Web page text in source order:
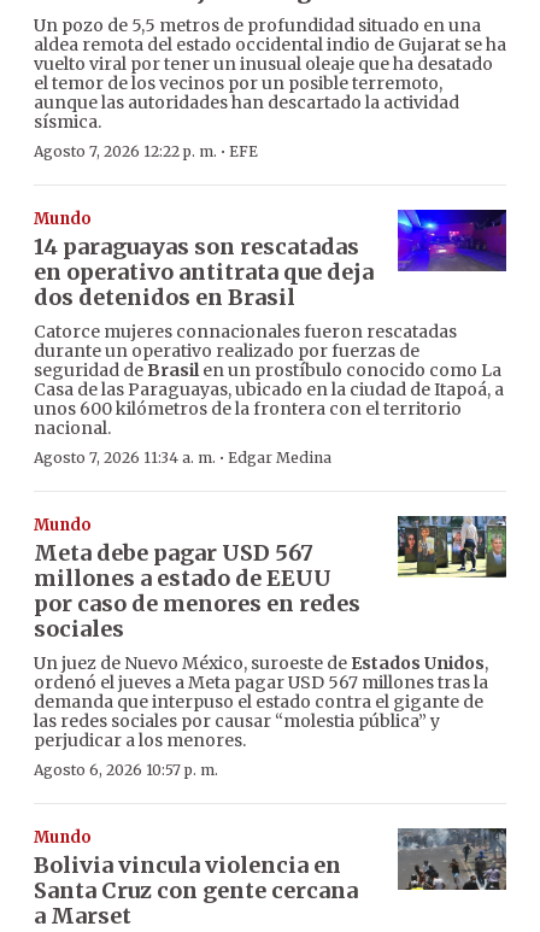
Un pozo de 5,5 metros de profundidad situado en una
aldea remota del estado occidental indio de Gujarat se ha
vuelto viral por tener un inusual oleaje que ha desatado
el temor de los vecinos por un posible terremoto,
aunque las autoridades han descartado la actividad
sísmica.
Agosto 7, 2026 12:22 p. m. · EFE
Mundo
14 paraguayas son rescatadas
en operativo antitrata que deja
dos detenidos en Brasil
Catorce mujeres connacionales fueron rescatadas
durante un operativo realizado por fuerzas de
seguridad de Brasilen un prostíbulo conocido como La
Casa de las Paraguayas, ubicado en la ciudad de Itapoá, a
unos 600 kilómetros de la frontera con el territorio
nacional.
Agosto 7, 2026 11:34 a. m. · Edgar Medina
Mundo
Meta debe pagar USD 567
millones a estado de EEUU
por caso de menores en redes
sociales
Un juez de Nuevo México, suroeste de Estados Unidos,
ordenó el jueves a Meta pagar USD 567 millones tras la
demanda que interpuso el estado contra el gigante de
las redes sociales por causar “molestia pública” y
perjudicar a los menores.
Agosto 6, 2026 10:57 p. m.
Mundo
Bolivia vincula violencia en
Santa Cruz con gente cercana
a Marset